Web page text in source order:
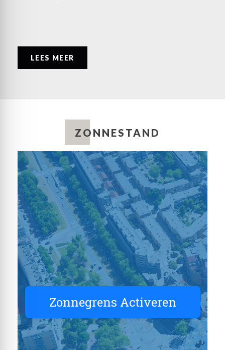
LEES MEER
ZONNESTAND